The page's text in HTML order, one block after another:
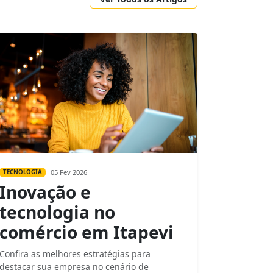
TECNOLOGIA 05 Fev 2026
Inovação e
tecnologia no
comércio em Itapevi
Confira as melhores estratégias para
destacar sua empresa no cenário de